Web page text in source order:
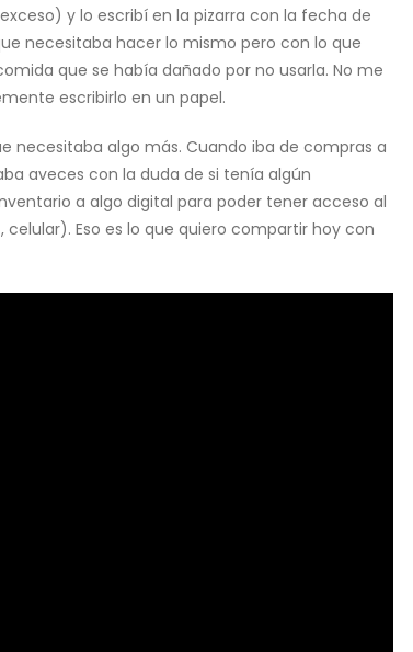
y lo escribí en la pizarra con la fecha de
necesitaba hacer lo mismo pero con lo que
que se había dañado por no usarla. No me
escribirlo en un papel.
necesitaba algo más. Cuando iba de compras a
aveces con la duda de si tenía algún
a algo digital para poder tener acceso al
Eso es lo que quiero compartir hoy con